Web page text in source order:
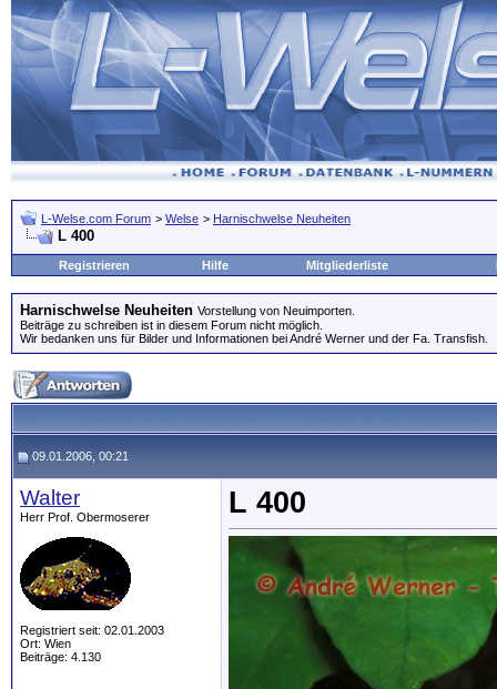
L-Welse.com Forum > Welse > Harnischwelse Neuheiten
L 400
Registrieren Hilfe Mitgliederliste
Harnischwelse Neuheiten Vorstellung von Neuimporten.
Beiträge zu schreiben ist in diesem Forum nicht möglich.
Wir bedanken uns für Bilder und Informationen bei André Werner und der Fa. Transfish.
09.01.2006, 00:21
Walter
Herr Prof. Obermoserer
Registriert seit: 02.01.2003
Ort: Wien
Beiträge: 4.130
L 400